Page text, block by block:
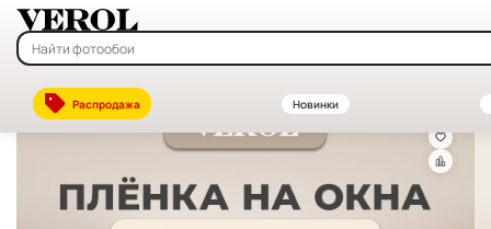
Распродажа Новинки
Главная—Каталог